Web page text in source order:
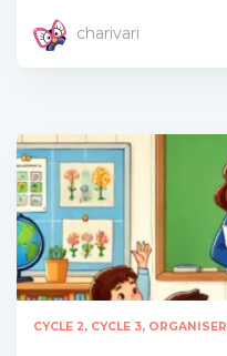
charivari
CYCLE 2 CYCLE 3 ORGANISER